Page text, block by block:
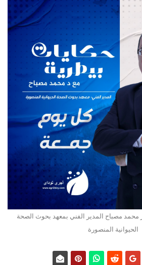
محمد مصباح المدير الفني بمعهد بحوث الصحة
الحيوانية المنصورة